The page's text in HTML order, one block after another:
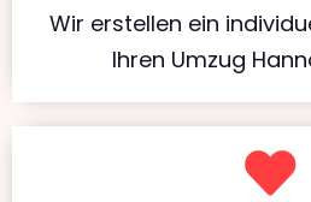
Wir erstellen ein
Ihren Umzug